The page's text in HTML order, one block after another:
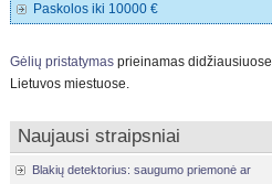
Paskolos iki 10000 €
Gėlių pristatymas prieinamas didžiausiuose
Lietuvos miestuose.
Naujausi straipsniai
Blakių detektorius: saugumo priemonė ar